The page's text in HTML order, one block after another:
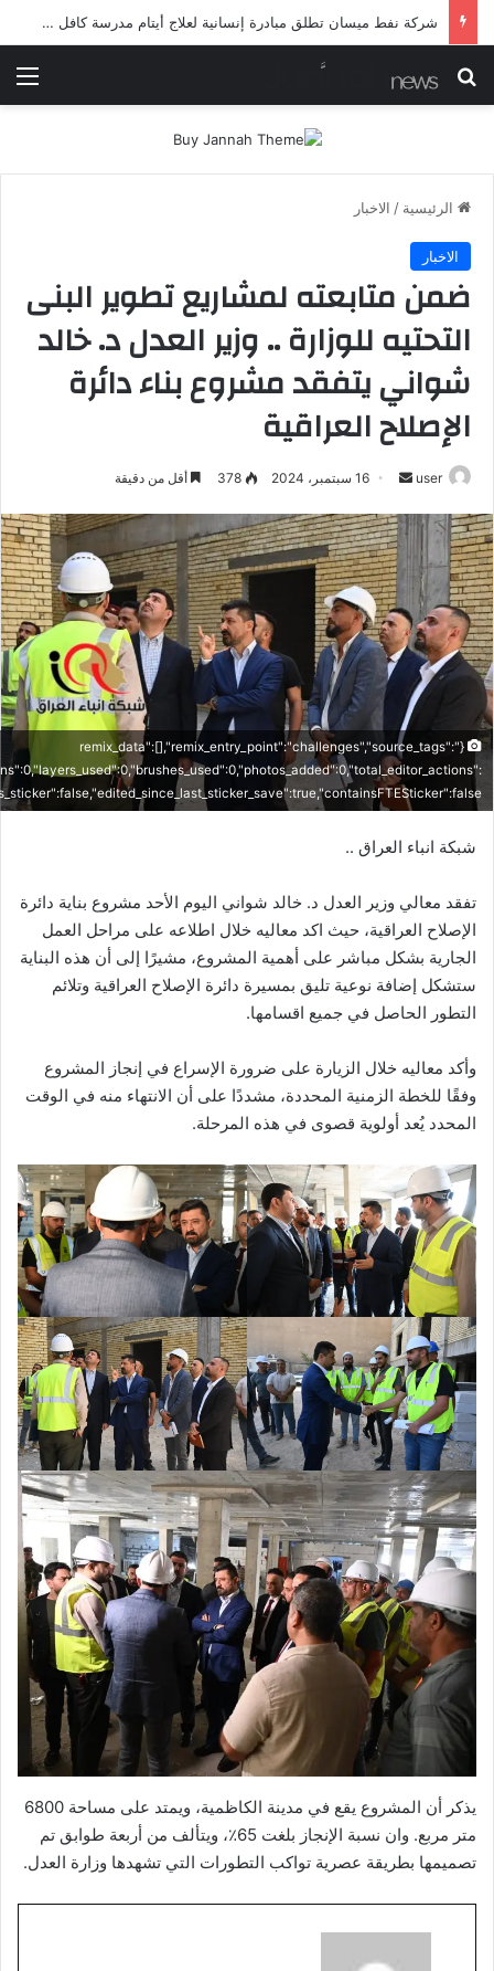
شرطة ميسان تلقي القبض على مطلقي العيارات النارية أثناء تشييع جنائزي في العمارة
بحث عن
الرئيسية / الاخبار
الاخبار
ضمن متابعته لمشاريع تطوير البنى
التحتيه للوزارة .. وزير العدل د. خالد
شواني يتفقد مشروع بناء دائرة
الإصلاح العراقية
user
أرسل
إلكترونيا
16 سبتمبر، 2024 378 أقل من دقيقة
{"remix_data":[],"remix_entry_point":"challenges","source_tags":
شبكة انباء العراق ..
تفقد معالي وزير العدل د. خالد شواني اليوم الأحد مشروع بناية دائرة
الإصلاح العراقية، حيث اكد معاليه خلال اطلاعه على مراحل العمل
الجارية بشكل مباشر على أهمية المشروع، مشيرًا إلى أن هذه البناية
ستشكل إضافة نوعية تليق بمسيرة دائرة الإصلاح العراقية وتلائم
التطور الحاصل في جميع اقسامها.
وأكد معاليه خلال الزيارة على ضرورة الإسراع في إنجاز المشروع
وفقًا للخطة الزمنية المحددة، مشددًا على أن الانتهاء منه في الوقت
المحدد يُعد أولوية قصوى في هذه المرحلة.
يذكر أن المشروع يقع في مدينة الكاظمية، ويمتد على مساحة 6800
متر مربع. وان نسبة الإنجاز بلغت 65٪، ويتألف من أربعة طوابق تم
تصميمها بطريقة عصرية تواكب التطورات التي تشهدها وزارة العدل.